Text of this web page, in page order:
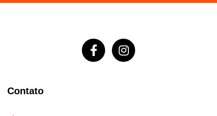
Contato